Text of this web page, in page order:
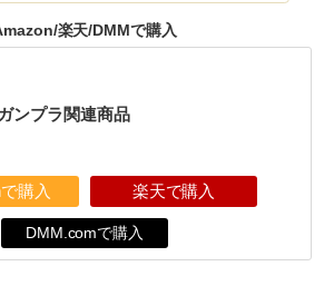
楽天/DMMで購入
ガンプラ関連商品
購入 楽天で購入
DMM.comで購入